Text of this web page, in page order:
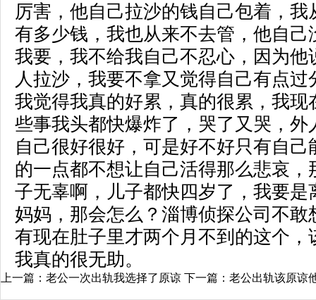
厉害，他自己拉沙的钱自己包着，我
有多少钱，我也从来不去管，他自己
我要，我不给我自己不忍心，因为他
人拉沙，我要不拿又觉得自己有点过
我觉得我真的好累，真的很累，我现
些事我头都快爆炸了，哭了又哭，外
自己很好很好，可是好不好只有自己
的一点都不想让自己活得那么悲哀，
子无辜啊，儿子都快四岁了，我要是
妈妈，那会怎么？淄博侦探公司不敢
有现在肚子里才两个月不到的这个，
我真的很无助。
上一篇： 老公一次出轨我选择了原谅 下一篇： 老公出轨该原谅